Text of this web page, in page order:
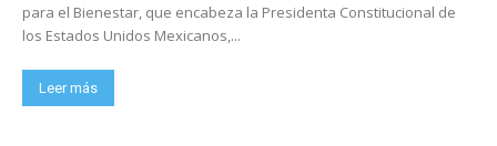
para el Bienestar, que encabeza la Presidenta Constitucional de
los Estados Unidos Mexicanos,...
Leer más